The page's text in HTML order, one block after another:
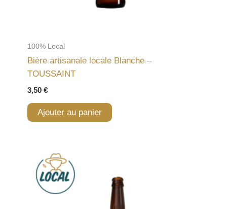
100% Local
Bière artisanale locale Blanche –
TOUSSAINT
3,50 €
Ajouter au panier